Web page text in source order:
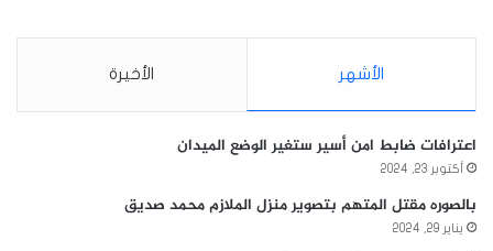
الأشهر الأخيرة
اعترافات ضابط امن أسير ستغير الوضع الميدان
أكتوبر 23, 2024
بالصوره مقتل المتهم بتصوير منزل الملازم محمد صديق
يناير 29, 2024